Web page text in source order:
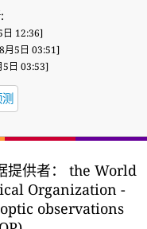
日 12:36]
月5日 03:51]
5日 03:53]
供者：
the World
Organization -
observations